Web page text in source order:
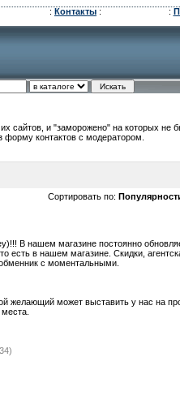
: Контакты : :
сайтов, и "заморожено" на которых не
форму контактов с модератором.
Сортировать по:
В нашем магазине постоянно
есть в нашем магазине. Скидки,
с моментальными.
желающий может выставить у нас на